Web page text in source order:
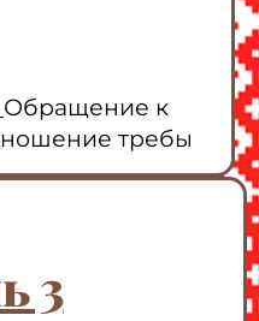
Обращение к
требы
3